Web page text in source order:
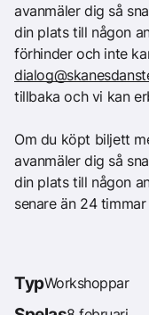
avanmäler dig så
din plats till någon
förhinder och inte
tillbaka och vi kan
Om du köpt biljett
avanmäler dig så
din plats till någon
senare än 24
TypWorkshoppar